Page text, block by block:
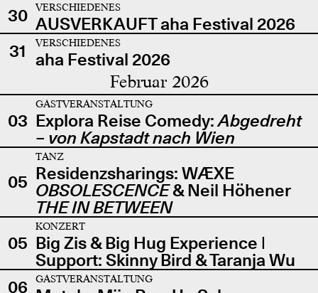
30
VERSCHIEDENES
AUSVERKAUFT aha Festival 2026
31
VERSCHIEDENES
aha Festival 2026
Februar 2026
03
GASTVERANSTALTUNG
Explora Reise Comedy:Abgedreht
– von Kapstadt nach Wien
05
TANZ
Residenzsharings: WÆXE
OBSOLESCENCE& Neil Höhener
THE IN BETWEEN
05
KONZERT
Big Zis & Big Hug Experience |
Support: Skinny Bird & Taranja Wu
06
GASTVERANSTALTUNG